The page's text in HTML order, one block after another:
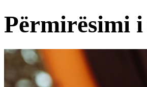
Përmirësimi